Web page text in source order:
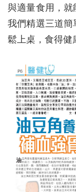
與適量食用，就
我們精選三道
鬆上桌，食得健